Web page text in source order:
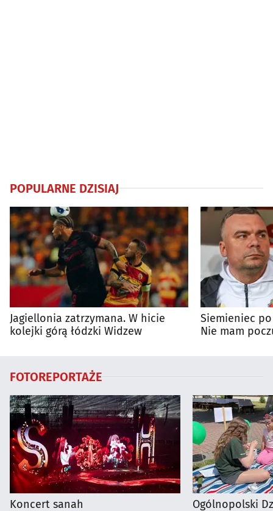
POPULARNE DZISIAJ
Jagiellonia zatrzymana. W hicie
kolejki górą łódzki Widzew
Siemieniec
Nie mam
FOTOREPORTAŻE
Koncert sanah Ogólnopolski